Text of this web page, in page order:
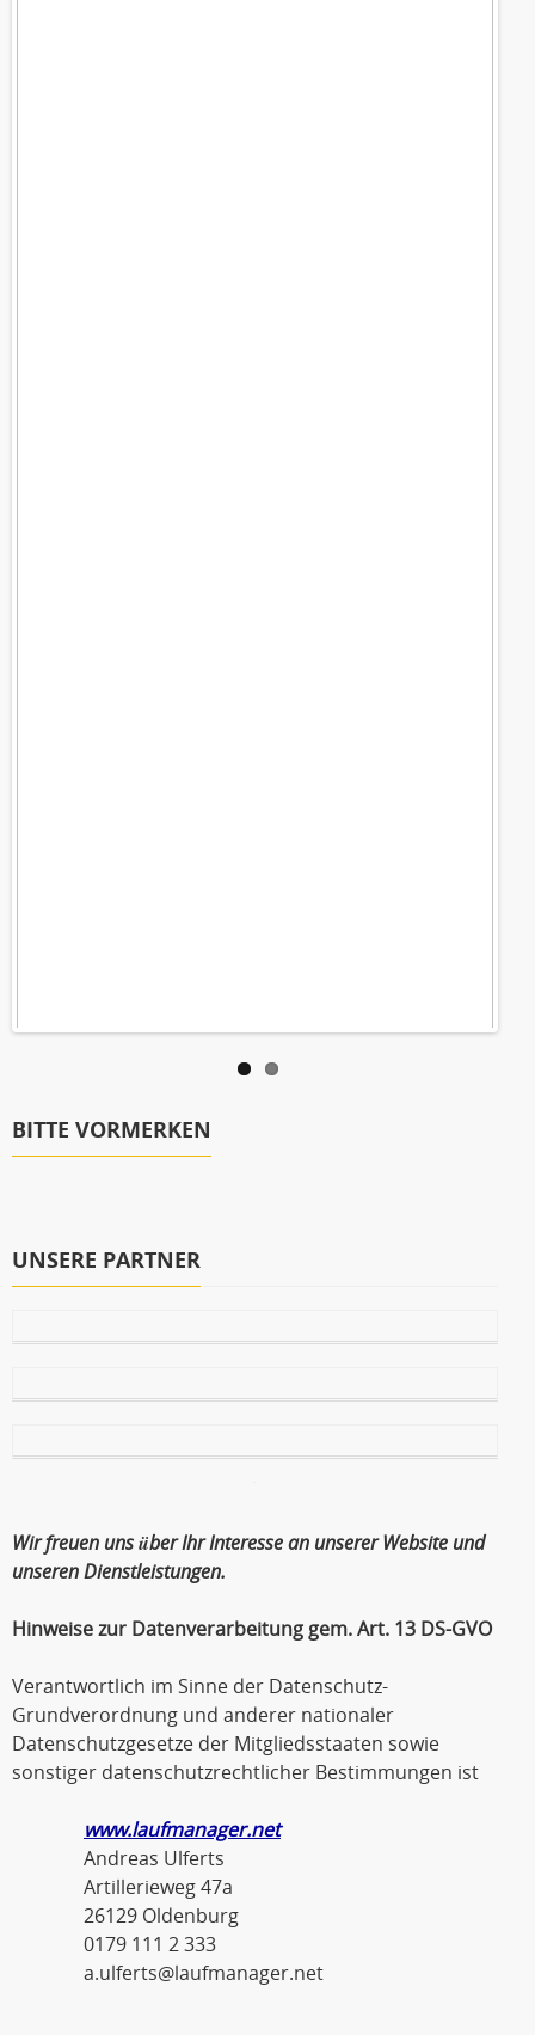
BITTE VORMERKEN
UNSERE PARTNER
Wir freuen uns über Ihr Interesse an unserer Website und
unseren Dienstleistungen.
Hinweise zur Datenverarbeitung gem. Art. 13 DS-GVO
Verantwortlich im Sinne der Datenschutz-
Grundverordnung und anderer nationaler
Datenschutzgesetze der Mitgliedsstaaten sowie
sonstiger datenschutzrechtlicher Bestimmungen ist
www.laufmanager.net
Andreas Ulferts
Artillerieweg 47a
26129 Oldenburg
0179 111 2 333
a.ulferts@laufmanager.net